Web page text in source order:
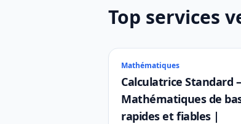
Top services
Mathématiques
Calculatrice Standard –
Mathématiques de
rapides et fiables |